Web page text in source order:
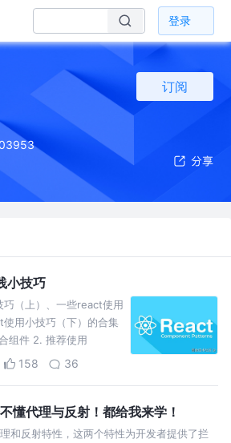
登录
订阅
小技巧
（上）、一些react使用
用小技巧（下）的合集
组件 2. 推荐使用
元素
158 36
懂代理与反射！都给我来学！
和反射特性，这两个特性为开发者提供了拦